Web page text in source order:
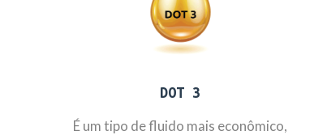
DOT 3
É um tipo de fluido mais econômico,